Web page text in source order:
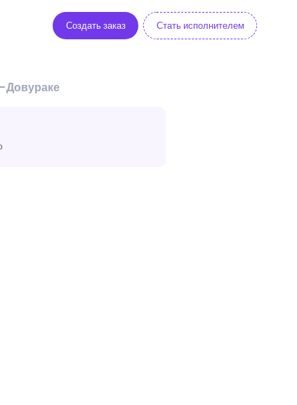
Создать заказ Стать исполнителем
Довураке